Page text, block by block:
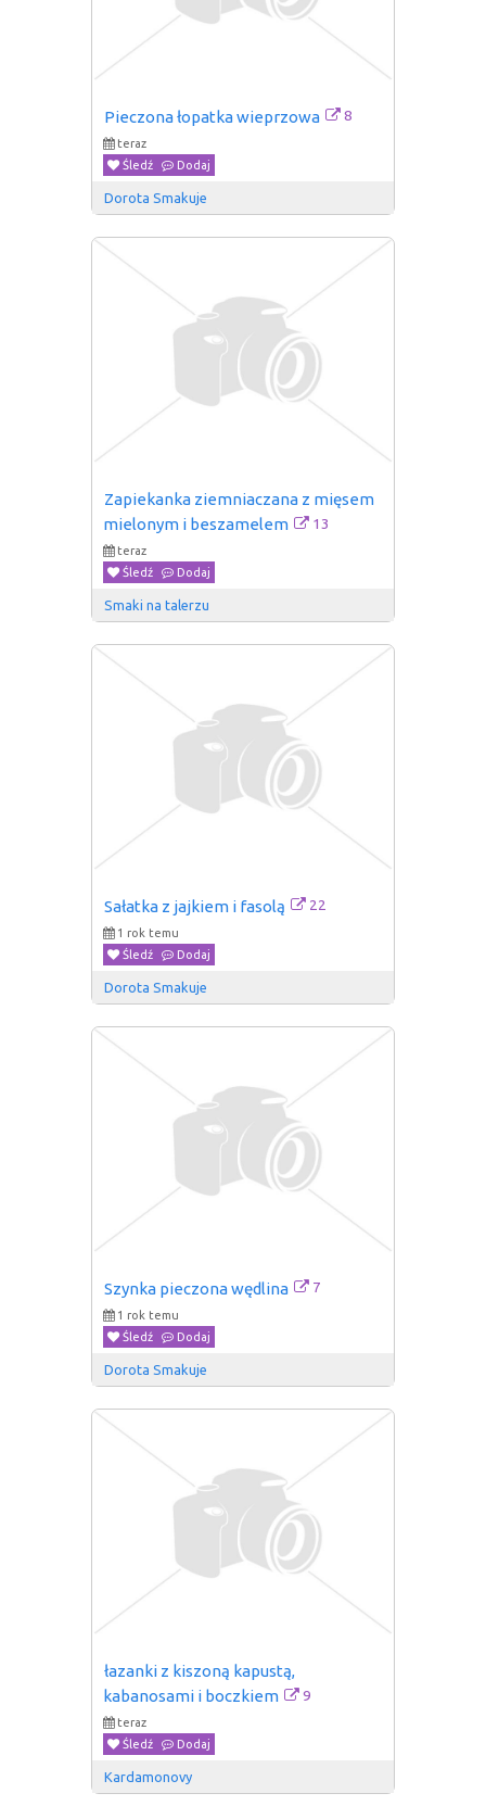
Pieczona łopatka wieprzowa 8
teraz
Śledź
Dodaj
Dorota Smakuje
Zapiekanka ziemniaczana z mięsem
mielonym i beszamelem
13
teraz
Śledź
Dodaj
Smaki na talerzu
Sałatka z jajkiem i fasolą 22
1 rok temu
Śledź
Dodaj
Dorota Smakuje
Szynka pieczona wędlina 7
1 rok temu
Śledź
Dodaj
Dorota Smakuje
łazanki z kiszoną kapustą,
kabanosami i boczkiem
9
teraz
Śledź
Dodaj
Kardamonovy